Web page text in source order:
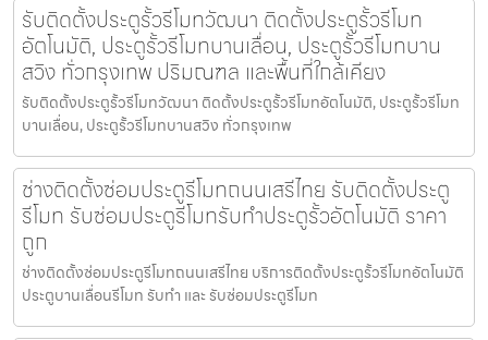
รับติดตั้งประตูรั้วรีโมทวัฒนา ติดตั้งประตูรั้วรีโมท
อัตโนมัติ, ประตูรั้วรีโมทบานเลื่อน, ประตูรั้วรีโมทบาน
สวิง ทั่วกรุงเทพ ปริมณฑล และพื้นที่ใกล้เคียง
รับติดตั้งประตูรั้วรีโมทวัฒนา ติดตั้งประตูรั้วรีโมทอัตโนมัติ, ประตูรั้วรีโมท
บานเลื่อน, ประตูรั้วรีโมทบานสวิง ทั่วกรุงเทพ
ช่างติดตั้งซ่อมประตูรีโมทถนนเสรีไทย รับติดตั้งประตู
รีโมท รับซ่อมประตูรีโมทรับทำประตูรั้วอัตโนมัติ ราคา
ถูก
ช่างติดตั้งซ่อมประตูรีโมทถนนเสรีไทย บริการติดตั้งประตูรั้วรีโมทอัตโนมัติ
ประตูบานเลื่อนรีโมท รับทำ และ รับซ่อมประตูรีโมท